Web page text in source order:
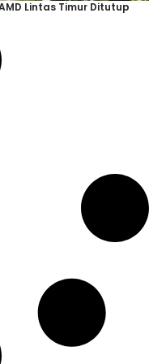
Lintas Timur Ditutup